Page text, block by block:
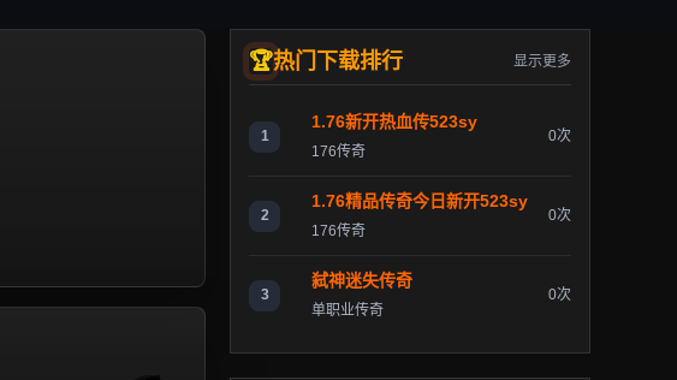
热门下载排行 显示更多
1
1.76新开热血传523sy
176传奇
0次
2
1.76精品传奇今日新开523sy
176传奇
0次
3
弑神迷失传奇
单职业传奇
0次